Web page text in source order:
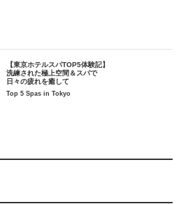
【東京ホテルスパTOP5体験記】
洗練された極上空間＆スパで
日々の疲れを癒して
Top 5 Spas in Tokyo